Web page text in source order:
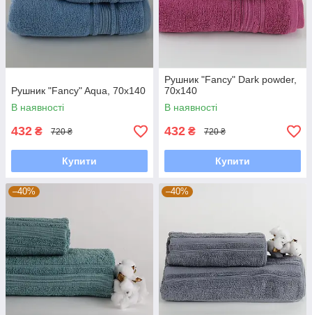
Рушник "Fancy" Aqua, 70x140
В наявності
432 ₴ 720 ₴
Купити
Рушник "Fancy" Dark powder,
70x140
В наявності
432 ₴ 720 ₴
Купити
–40% –40%